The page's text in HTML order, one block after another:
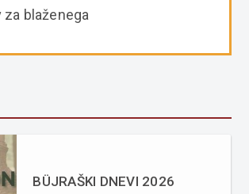
blaženega
BÜJRAŠKI DNEVI 2026